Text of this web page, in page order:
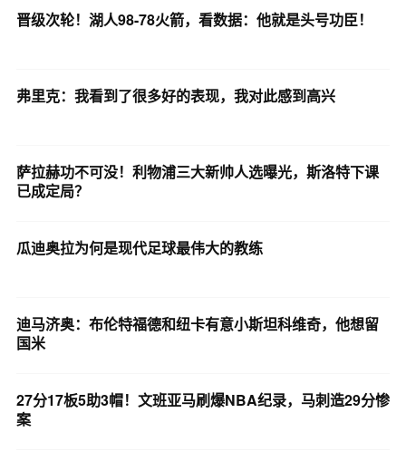
晋级次轮！湖人98-78火箭，看数据：他就是头号功臣！
弗里克：我看到了很多好的表现，我对此感到高兴
萨拉赫功不可没！利物浦三大新帅人选曝光，斯洛特下课
已成定局？
瓜迪奥拉为何是现代足球最伟大的教练
迪马济奥：布伦特福德和纽卡有意小斯坦科维奇，他想留
国米
27分17板5助3帽！文班亚马刷爆NBA纪录，马刺造29分惨
案